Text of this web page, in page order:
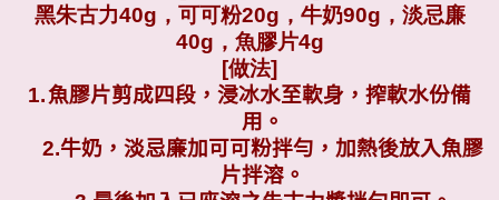
黑朱古力40g，可可粉20g，牛奶90g，淡忌廉
40g，魚膠片4g
[做法]
1.魚膠片剪成四段，浸冰水至軟身，搾軟水份備
用。
2.牛奶，淡忌廉加可可粉拌勻，加熱後放入魚膠
片拌溶。